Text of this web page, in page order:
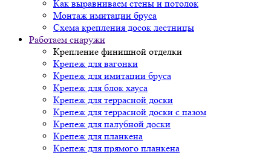
Как выравниваем стены и потолок
Монтаж имитации бруса
Схема крепления досок лестницы
Работаем снаружи
Крепление финишной отделки
Крепеж для вагонки
Крепеж для имитации бруса
Крепеж для блок хауса
Крепеж для террасной доски
Крепеж для террасной доски с пазом
Крепеж для палубной доски
Крепеж для планкена
Крепеж для прямого планкена